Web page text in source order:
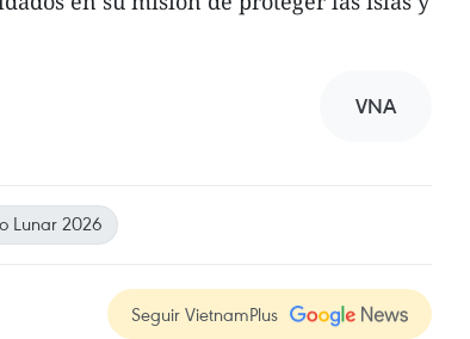
VNA
Lunar 2026
Seguir VietnamPlus